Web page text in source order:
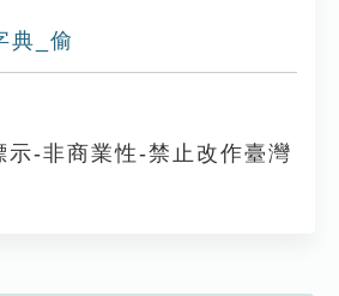
典_偷
示-非商業性-禁止改作臺灣